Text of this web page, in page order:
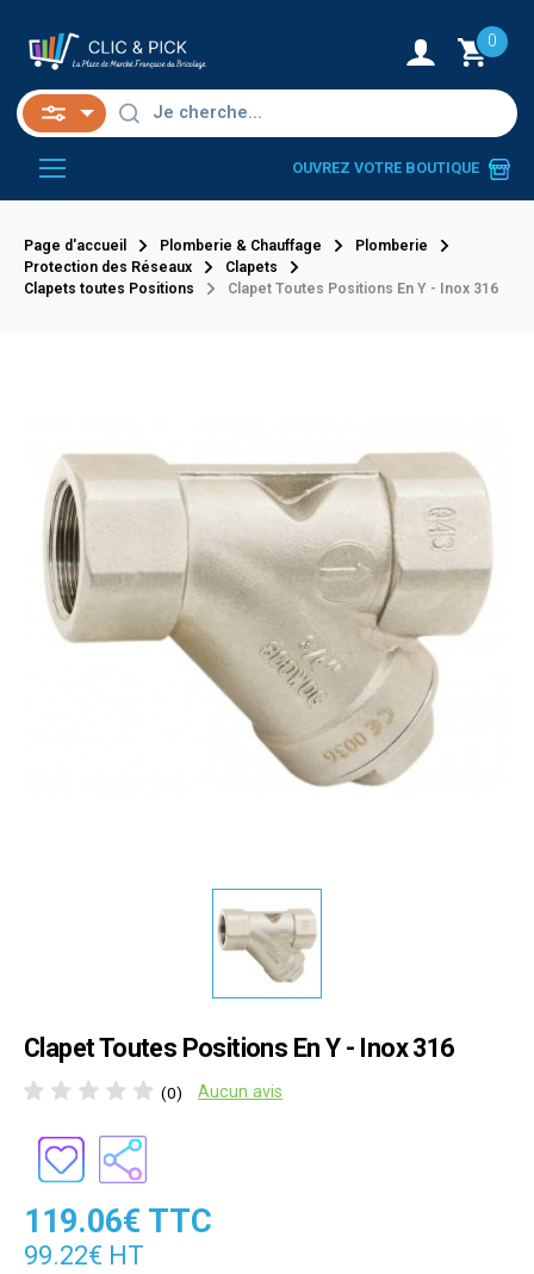
0
OUVREZ VOTRE BOUTIQUE
Page d'accueil Plomberie & Chauffage
Plomberie
Protection des Réseaux
Clapets
Clapets toutes Positions
Clapet Toutes Positions En Y - Inox 316
Clapet Toutes Positions En Y - Inox 316
(0) Aucun avis
119.06€ TTC
99.22€ HT